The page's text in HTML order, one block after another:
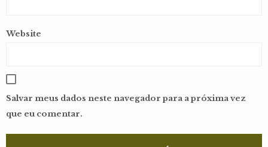
Website
Salvar meus dados neste navegador para a próxima vez
que eu comentar.